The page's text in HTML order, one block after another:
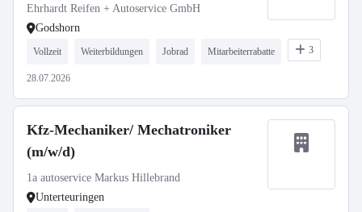
Ehrhardt Reifen + Autoservice GmbH
Godshorn
Vollzeit Weiterbildungen Jobrad Mitarbeiterrabatte 3
28.07.2026
Kfz-Mechaniker/ Mechatroniker
(m/w/d)
1a autoservice Markus Hillebrand
Unterteuringen